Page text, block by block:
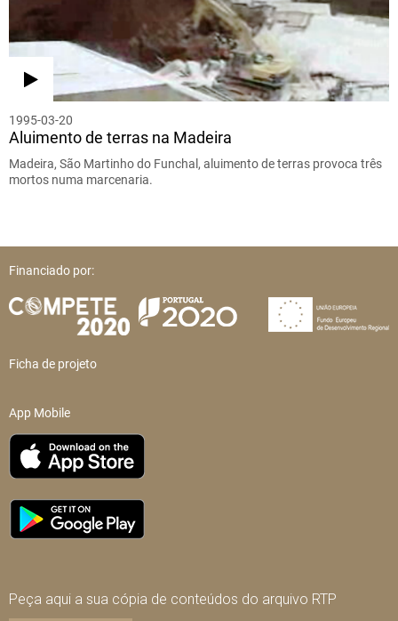
1995-03-20
Aluimento de terras na Madeira
Madeira, São Martinho do Funchal, aluimento de terras provoca três
mortos numa marcenaria.
Financiado por:
Ficha de projeto
App Mobile
Peça aqui a sua cópia de conteúdos do arquivo RTP